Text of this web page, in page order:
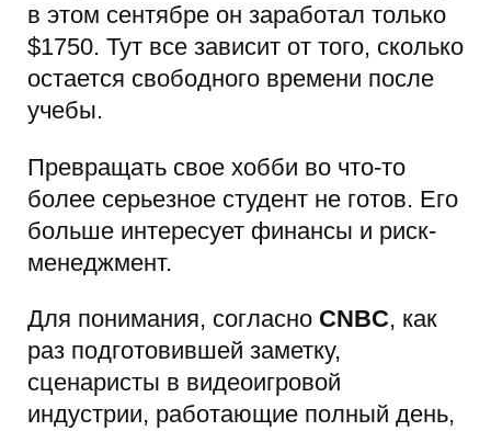
в этом сентябре он заработал только
$1750. Тут все зависит от того, сколько
остается свободного времени после
учебы.
Превращать свое хобби во что-то
более серьезное студент не готов. Его
больше интересует финансы и риск-
менеджмент.
Для понимания, согласно CNBC, как
раз подготовившей заметку,
сценаристы в видеоигровой
индустрии, работающие полный день,